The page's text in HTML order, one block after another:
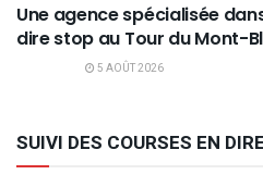
Une agence spécialisée
dire stop au Tour du Mont-
5 AOÛT 2026
SUIVI DES COURSES EN